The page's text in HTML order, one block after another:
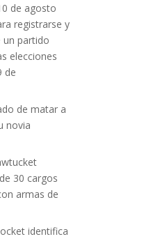
de agosto
registrarse y
un partido
elecciones
de
de matar a
novia
30 cargos
armas de
identifica